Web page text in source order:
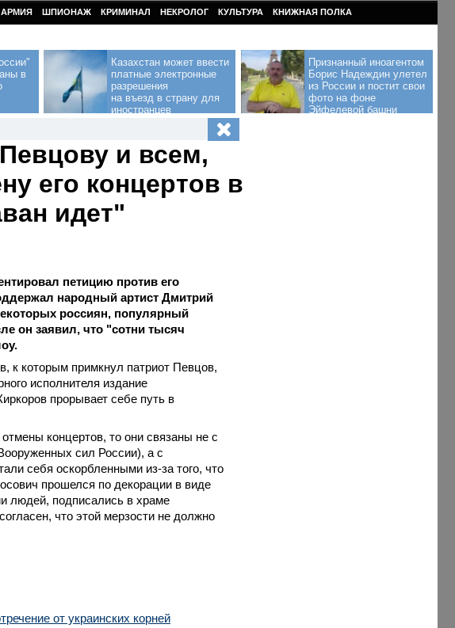
АРМИЯ ШПИОНАЖ КРИМИНАЛ НЕКРОЛОГ КУЛЬТУРА КНИЖНАЯ ПОЛКА
в
Казахстан может ввести
платные электронные
разрешения
на въезд в страну для
иностранцев
Признанный иноагентом
Борис Надеждин улетел
из России и постит свои
фото на фоне
Эйфелевой башни
и всем,
его концертов в
идет"
петицию против его
народный артист Дмитрий
россиян, популярный
он заявил, что "сотни тысяч
к которым примкнул патриот Певцов,
исполнителя издание
прорывает себе путь в
концертов, то они связаны не с
сил России), а с
себя оскорбленными из-за того, что
прошелся по декорации в виде
людей, подписались в храме
что этой мерзости не должно
от украинских корней